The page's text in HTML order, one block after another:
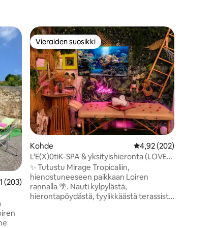
arvio 4,91/5, 203 arvostelua
(203)
Vieraiden suosikki
Vieraiden suosikki
Kohde Keskimääräinen arvio
4,92 (202)
L'E(X)0tiK-SPA & yksityishieronta (LOVE)
– Loiren rannalla.
✨ Tutustu Mirage Tropicaliin,
hienostuneeseen paikkaan Loiren
rannalla 🌴. Nauti kylpylästä,
hierontapöydästä, tyylikkäästä terassista